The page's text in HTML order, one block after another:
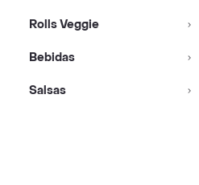
Rolls Veggie
Bebidas
Salsas